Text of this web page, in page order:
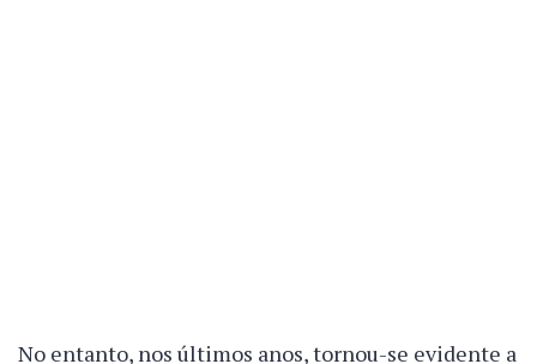
No entanto, nos últimos anos, tornou-se evidente a